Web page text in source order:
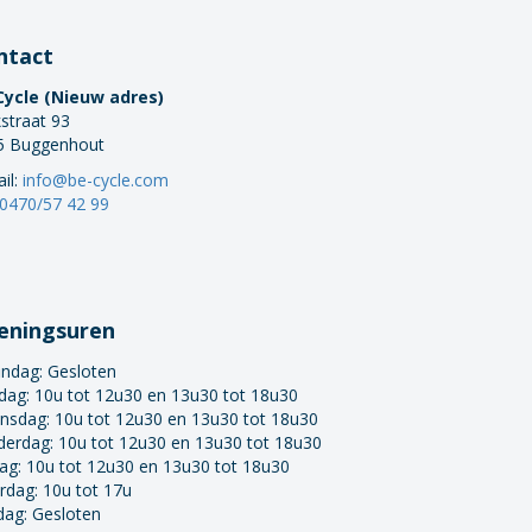
(Nieuw adres)
93
Buggenhout
info@be-cycle.com
0470/57 42 99
Gesloten
10u tot 12u30 en 13u30 tot 18u30
10u tot 12u30 en 13u30 tot 18u30
10u tot 12u30 en 13u30 tot 18u30
10u tot 12u30 en 13u30 tot 18u30
10u tot 17u
Gesloten